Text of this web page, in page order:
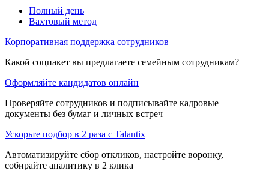
Полный день
Вахтовый метод
Корпоративная поддержка сотрудников
Какой соцпакет вы предлагаете семейным сотрудникам?
Оформляйте кандидатов онлайн
Проверяйте сотрудников и подписывайте кадровые
документы без бумаг и личных встреч
Ускорьте подбор в 2 раза с Talantix
Автоматизируйте сбор откликов, настройте воронку,
собирайте аналитику в 2 клика